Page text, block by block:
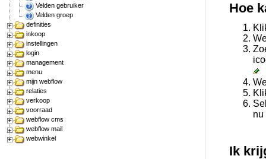
Velden gebruiker
Velden groep
definities
inkoop
instellingen
login
management
menu
mijn webflow
relaties
verkoop
voorraad
webflow cms
webflow mail
webwinkel
Hoe
nu
Ik